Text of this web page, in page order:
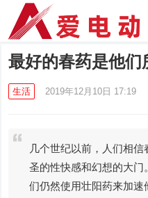
最好的春药是他
生活 2019年12月10日 17:19
几个世纪以前，人们相
圣的性快感和幻想的大门
们仍然使用壮阳药来加